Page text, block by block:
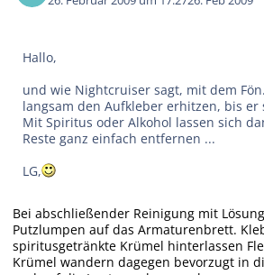
Hallo,
und wie Nightcruiser sagt, mit dem
langsam den Aufkleber erhitzen, bis er
Mit Spiritus oder Alkohol lassen sich
Reste ganz einfach entfernen ...
LG,
Bei abschließender Reinigung mit
Putzlumpen auf das Armaturenbrett.
spiritusgetränkte Krümel hinterlassen
Krümel wandern dagegen bevorzugt in